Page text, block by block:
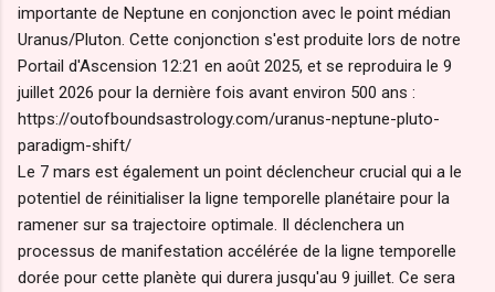
importante de Neptune en conjonction avec le point médian
Uranus/Pluton. Cette conjonction s'est produite lors de notre
Portail d'Ascension 12:21 en août 2025, et se reproduira le 9
juillet 2026 pour la dernière fois avant environ 500 ans :
https://outofboundsastrology.com/uranus-neptune-pluto-
paradigm-shift/
Le 7 mars est également un point déclencheur crucial qui a le
potentiel de réinitialiser la ligne temporelle planétaire pour la
ramener sur sa trajectoire optimale. Il déclenchera un
processus de manifestation accélérée de la ligne temporelle
dorée pour cette planète qui durera jusqu'au 9 juillet. Ce sera